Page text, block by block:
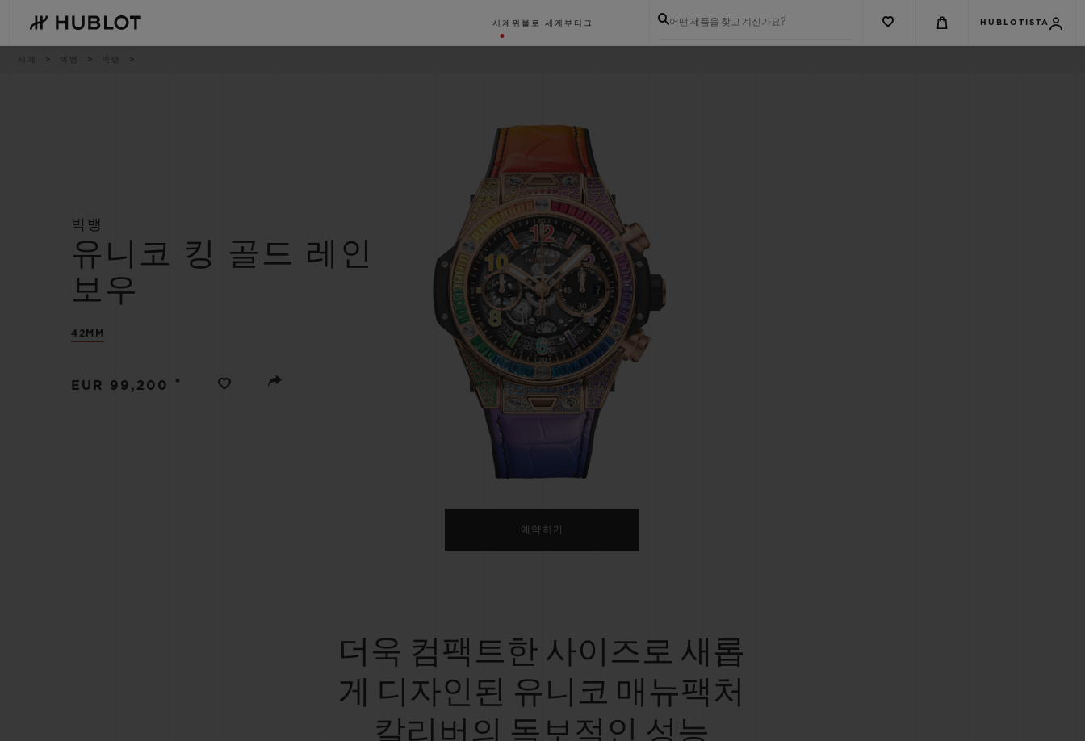
main
content
시계 위블로 세계 부티크 어떤 제품을 찾고 계신가요? HUBLOTISTA
이시계 빅뱅 빅뱅
빅뱅
유니코 킹 골드 레인
보우
42MM
EUR 99,200 •
예약하기
더욱 컴팩트한 사이즈로 새롭
게 디자인된 유니코 매뉴팩처
칼리버의 독보적인 성능
썸머 멀티 컬러 세라믹
스피릿 오브 빅뱅
에센셜 토프
온라인 익스클루시브